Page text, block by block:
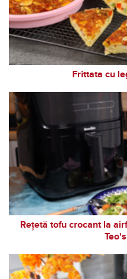
Frittata cu
Rețetă tofu crocant la